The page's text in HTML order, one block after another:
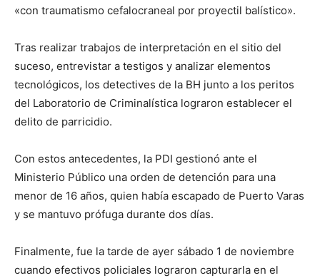
«con traumatismo cefalocraneal por proyectil balístico».
Tras realizar trabajos de interpretación en el sitio del
suceso, entrevistar a testigos y analizar elementos
tecnológicos, los detectives de la BH junto a los peritos
del Laboratorio de Criminalística lograron establecer el
delito de parricidio.
Con estos antecedentes, la PDI gestionó ante el
Ministerio Público una orden de detención para una
menor de 16 años, quien había escapado de Puerto Varas
y se mantuvo prófuga durante dos días.
Finalmente, fue la tarde de ayer sábado 1 de noviembre
cuando efectivos policiales lograron capturarla en el